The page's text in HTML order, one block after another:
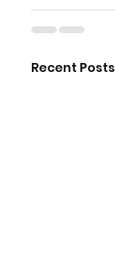
Recent Posts